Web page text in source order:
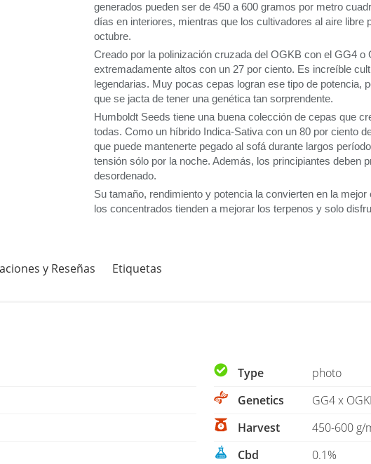
generados pueden ser de 450 a 600 gramos por metro
días en interiores, mientras que los cultivadores al aire
octubre.
Creado por la polinización cruzada del OGKB con el GG4
extremadamente altos con un 27 por ciento. Es increíble
legendarias. Muy pocas cepas logran ese tipo de potencia,
que se jacta de tener una genética tan sorprendente.
Humboldt Seeds tiene una buena colección de cepas que
todas. Como un híbrido Indica-Sativa con un 80 por ciento
que puede mantenerte pegado al sofá durante largos
tensión sólo por la noche. Además, los principiantes deben
desordenado.
Su tamaño, rendimiento y potencia la convierten en la
los concentrados tienden a mejorar los terpenos y solo
y Reseñas Etiquetas
Type
photo
Genetics
GG4 x
Harvest
450-600 g/
Cbd
0.1%